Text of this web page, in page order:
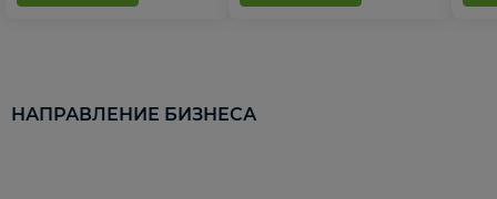
НАПРАВЛЕНИЕ БИЗНЕСА